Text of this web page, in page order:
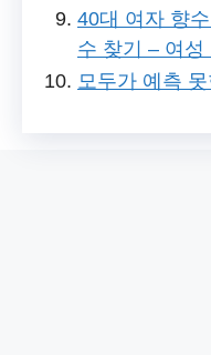
40대 여자 향
수 찾기 – 여성
모두가 예측